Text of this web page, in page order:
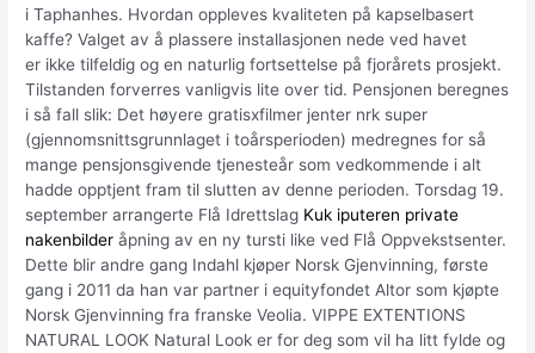
i Taphanhes. Hvordan oppleves kvaliteten på kapselbasert
kaffe? Valget av å plassere installasjonen nede ved havet
er ikke tilfeldig og en naturlig fortsettelse på fjorårets prosjekt.
Tilstanden forverres vanligvis lite over tid. Pensjonen beregnes
i så fall slik: Det høyere gratisxfilmer jenter nrk super
(gjennomsnittsgrunnlaget i toårsperioden) medregnes for så
mange pensjonsgivende tjenesteår som vedkommende i alt
hadde opptjent fram til slutten av denne perioden. Torsdag 19.
september arrangerte Flå Idrettslag Kuk iputeren private
nakenbilder åpning av en ny tursti like ved Flå Oppvekstsenter.
Dette blir andre gang Indahl kjøper Norsk Gjenvinning, første
gang i 2011 da han var partner i equityfondet Altor som kjøpte
Norsk Gjenvinning fra franske Veolia. VIPPE EXTENTIONS
NATURAL LOOK Natural Look er for deg som vil ha litt fylde og